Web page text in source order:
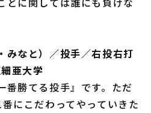
みなと）／投手／右投右打
亜大学
番勝てる投手』です。ただ
にこだわってやっていきた